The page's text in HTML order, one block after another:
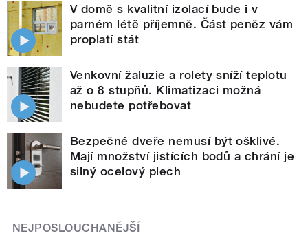
V domě s kvalitní izolací bude i v
parném létě příjemně. Část peněz vám
proplatí stát
Venkovní žaluzie a rolety sníží teplotu
až o 8 stupňů. Klimatizaci možná
nebudete potřebovat
Bezpečné dveře nemusí být ošklivé.
Mají množství jistících bodů a chrání je
silný ocelový plech
NEJPOSLOUCHANĚJŠÍ